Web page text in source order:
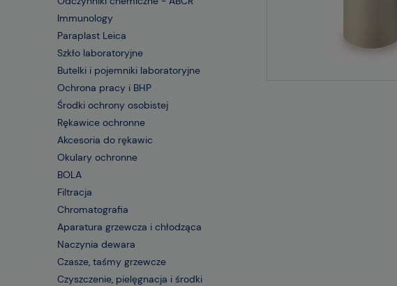
Immunology
Paraplast Leica
Szkło laboratoryjne
Butelki i pojemniki laboratoryjne
Ochrona pracy i BHP
Środki ochrony osobistej
Rękawice ochronne
Akcesoria do rękawic
Okulary ochronne
BOLA
Filtracja
Chromatografia
Aparatura grzewcza i chłodząca
Naczynia dewara
Czasze, taśmy grzewcze
Czyszczenie, pielęgnacja i środki